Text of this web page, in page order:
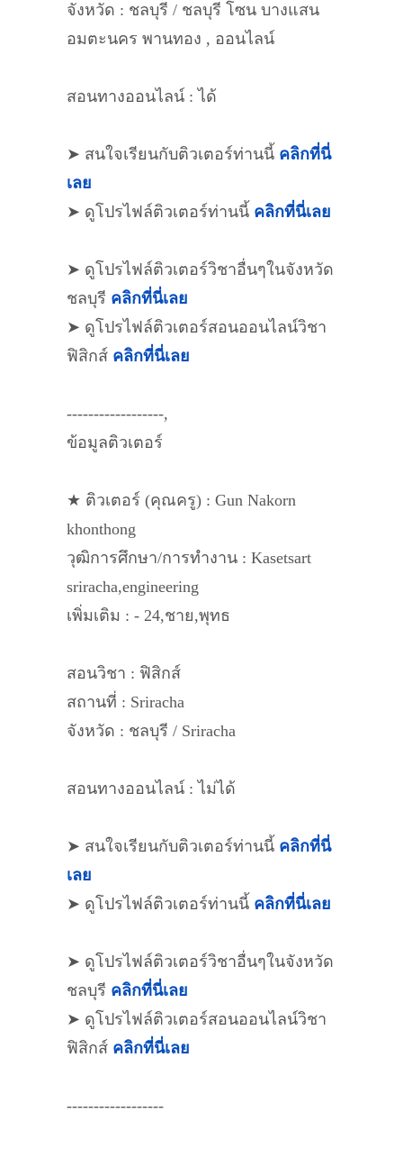
จังหวัด : ชลบุรี / ชลบุรี โซน บางแสน
อมตะนคร พานทอง , ออนไลน์
สอนทางออนไลน์ : ได้
➤ สนใจเรียนกับติวเตอร์ท่านนี้ คลิกที่นี่
เลย
➤ ดูโปรไฟล์ติวเตอร์ท่านนี้ คลิกที่นี่เลย
➤ ดูโปรไฟล์ติวเตอร์วิชาอื่นๆในจังหวัด
ชลบุรี คลิกที่นี่เลย
➤ ดูโปรไฟล์ติวเตอร์สอนออนไลน์วิชา
ฟิสิกส์ คลิกที่นี่เลย
------------------,
ข้อมูลติวเตอร์
★ ติวเตอร์ (คุณครู) : Gun Nakorn
khonthong
วุฒิการศึกษา/การทำงาน : Kasetsart
sriracha,engineering
เพิ่มเติม : - 24,ชาย,พุทธ
สอนวิชา : ฟิสิกส์
สถานที่ : Sriracha
จังหวัด : ชลบุรี / Sriracha
สอนทางออนไลน์ : ไม่ได้
➤ สนใจเรียนกับติวเตอร์ท่านนี้ คลิกที่นี่
เลย
➤ ดูโปรไฟล์ติวเตอร์ท่านนี้ คลิกที่นี่เลย
➤ ดูโปรไฟล์ติวเตอร์วิชาอื่นๆในจังหวัด
ชลบุรี คลิกที่นี่เลย
➤ ดูโปรไฟล์ติวเตอร์สอนออนไลน์วิชา
ฟิสิกส์ คลิกที่นี่เลย
------------------